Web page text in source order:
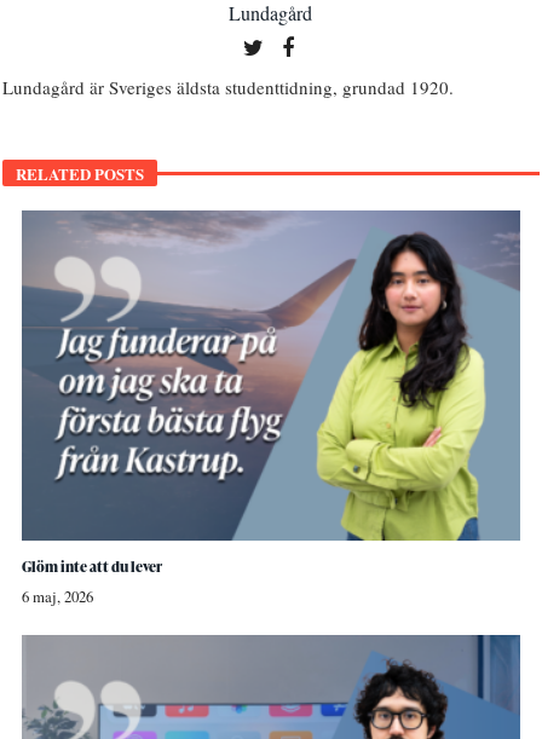
Lundagård
Lundagård är Sveriges äldsta studenttidning, grundad 1920.
RELATED POSTS
Glöm inte att du lever
6 maj, 2026